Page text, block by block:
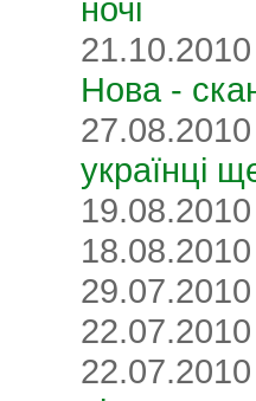
ночі
Нова -
українці